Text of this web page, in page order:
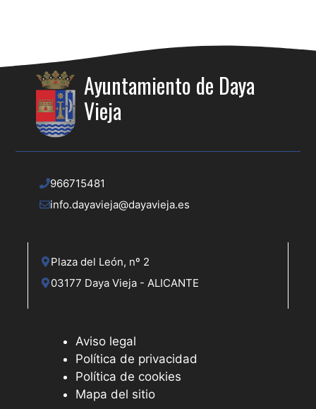
Ayuntamiento de Daya
Vieja
966715481
info.dayavieja@dayavieja.es
Plaza del León, nº 2
03177 Daya Vieja - ALICANTE
Aviso legal
Política de privacidad
Política de cookies
Mapa del sitio